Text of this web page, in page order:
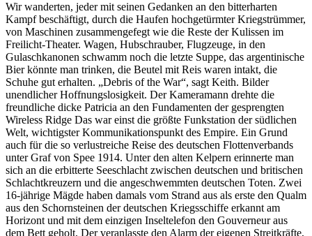
Wir wanderten, jeder mit seinen Gedanken an den bitterharten
Kampf beschäftigt, durch die Haufen hochgetürmter Kriegstrümmer,
von Maschinen zusammengefegt wie die Reste der Kulissen im
Freilicht-Theater. Wagen, Hubschrauber, Flugzeuge, in den
Gulaschkanonen schwamm noch die letzte Suppe, das argentinische
Bier könnte man trinken, die Beutel mit Reis waren intakt, die
Schuhe gut erhalten.
Debris of the War , sagt Keith. Bilder
unendlicher Hoffnungslosigkeit. Der Kameramann drehte die
freundliche dicke Patricia an den Fundamenten der gesprengten
Wireless Ridge Das war einst die größte Funkstation der südlichen
Welt, wichtigster Kommunikationspunkt des Empire. Ein Grund
auch für die so verlustreiche Reise des deutschen Flottenverbands
unter Graf von Spee 1914. Unter den alten Kelpern erinnerte man
sich an die erbitterte Seeschlacht zwischen deutschen und britischen
Schlachtkreuzern und die angeschwemmten deutschen Toten. Zwei
16-jährige Mägde haben damals vom Strand aus als erste den Qualm
aus den Schornsteinen der deutschen Kriegsschiffe erkannt am
Horizont und mit dem einzigen Inseltelefon den Gouverneur aus
dem Bett geholt. Der veranlasste den Alarm der eigenen Streitkräfte,